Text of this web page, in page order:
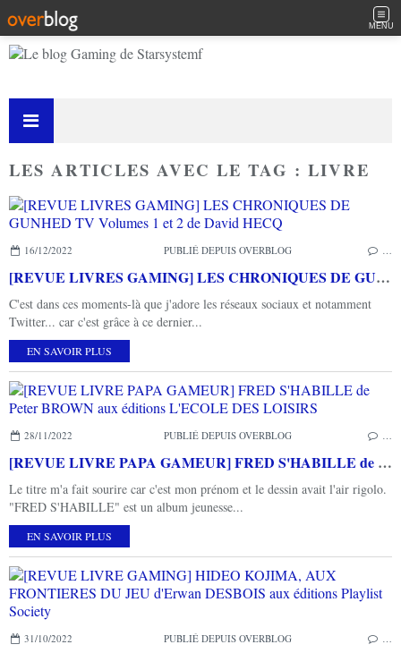
MENU
LES ARTICLES AVEC LE TAG : LIVRE
16/12/2022 PUBLIÉ DEPUIS OVERBLOG
[REVUE LIVRES GAMING] LES CHRONIQUES DE GUNHED TV Volumes 1 et 2 de David HECQ
C'est dans ces moments-là que j'adore les réseaux sociaux et notamment
Twitter... car c'est grâce à ce dernier...
EN SAVOIR PLUS
28/11/2022 PUBLIÉ DEPUIS OVERBLOG
[REVUE LIVRE PAPA GAMEUR] FRED S'HABILLE de Peter BROWN aux éditions L'ECOLE DES LOISIRS
Le titre m'a fait sourire car c'est mon prénom et le dessin avait l'air rigolo.
"FRED S'HABILLE" est un album jeunesse...
EN SAVOIR PLUS
31/10/2022 PUBLIÉ DEPUIS OVERBLOG